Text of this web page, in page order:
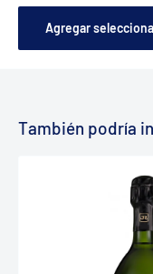
Agregar
También podría